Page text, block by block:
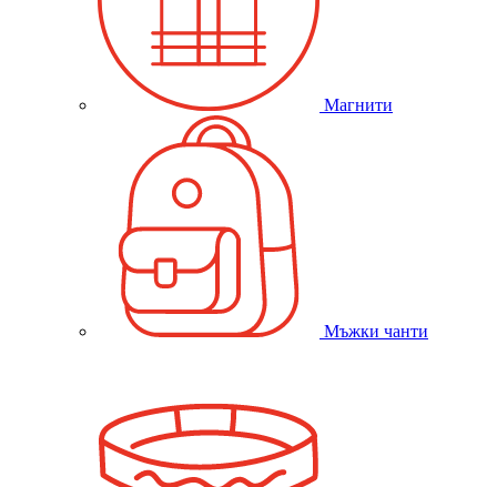
Магнити
Мъжки чанти